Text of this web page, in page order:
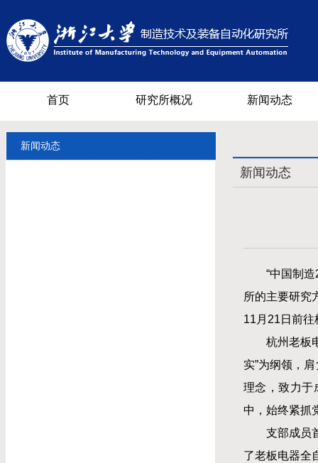
首页 研究所概况 新闻动态
新闻动态
新闻动态
“中国制
所的主要研究
11月21日前
杭州老板
实”为纲领，
理念，致力于
中，始终紧抓
支部成员
了老板电器全